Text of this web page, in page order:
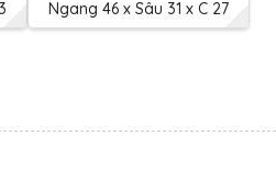
Ngang 46 x Sâu 31 x C 27